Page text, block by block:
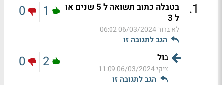
1
.
בטבלה כתוב תשואה ל 5 שנים או
ל 3
לא ברור06/03/2024 06:02
הגב לתגובה זו
1
0
בול
ציקי06/03/2024 11:09
הגב לתגובה זו
2
0